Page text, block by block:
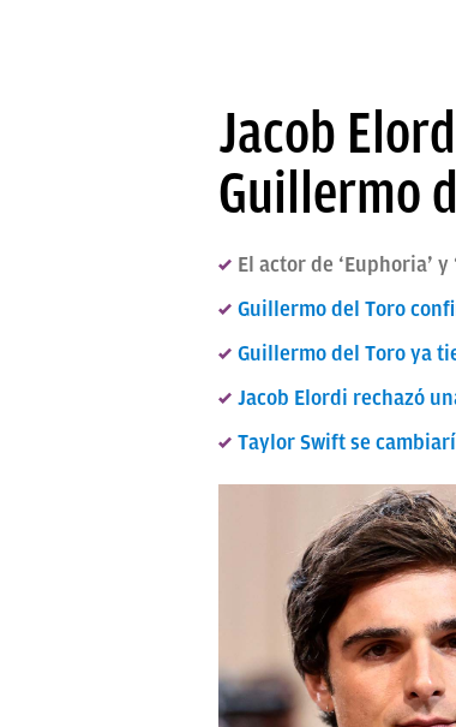
Jacob
Guillermo
El actor de ‘Euphoria’
Guillermo del Toro
Guillermo del Toro ya
Jacob Elordi rechazó
Taylor Swift se